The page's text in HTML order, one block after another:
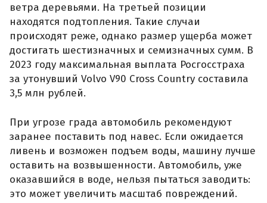
ветра деревьями. На третьей позиции
находятся подтопления. Такие случаи
происходят реже, однако размер ущерба может
достигать шестизначных и семизначных сумм. В
2023 году максимальная выплата Росгосстраха
за утонувший Volvo V90 Cross Country составила
3,5 млн рублей.
При угрозе града автомобиль рекомендуют
заранее поставить под навес. Если ожидается
ливень и возможен подъем воды, машину лучше
оставить на возвышенности. Автомобиль, уже
оказавшийся в воде, нельзя пытаться заводить:
это может увеличить масштаб повреждений.